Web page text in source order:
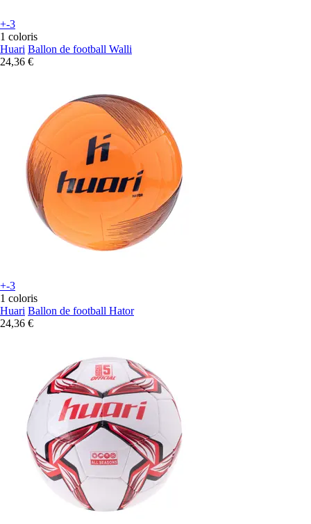
+-3
1 coloris
Huari Ballon de football Walli
24,36 €
+-3
1 coloris
Huari Ballon de football Hator
24,36 €